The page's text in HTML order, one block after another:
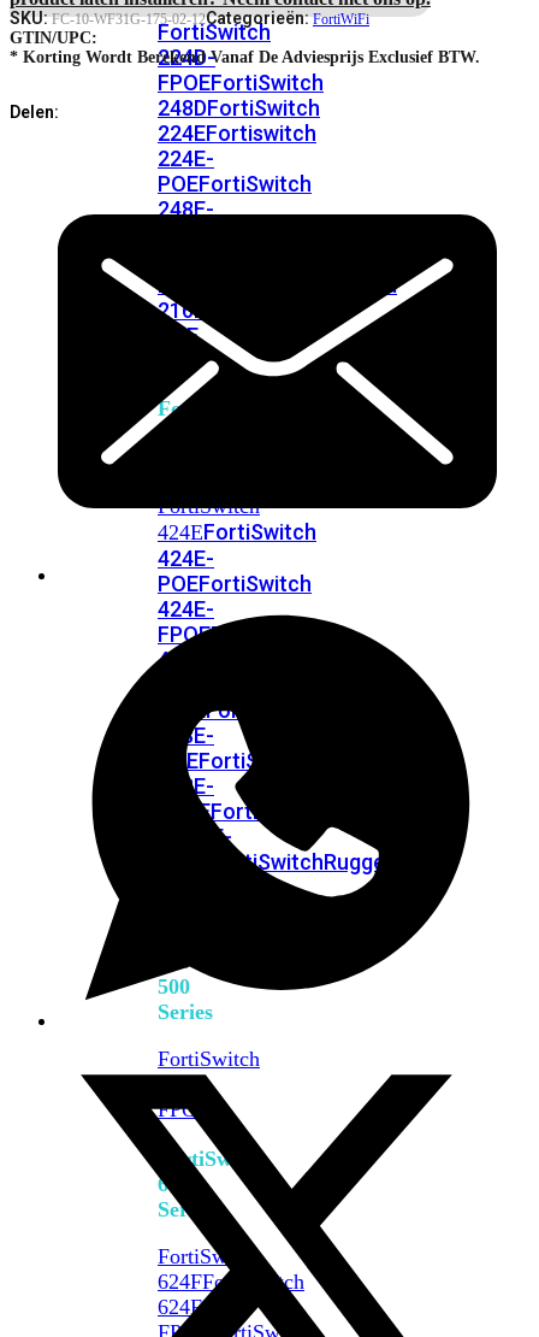
FortiSwitch
224D-
FPOEFortiSwitch
248DFortiSwitch
224EFortiswitch
224E-
POEFortiSwitch
248E-
FPOE
FortiSwitchRugged
216F-
POE
FortiSwitch
FortiSwitch
424EFortiSwitch
424E-
POEFortiSwitch
424E-
FPOEFortiSwitch
424E-
448EFortiSwitch
448E-
POEFortiSwitch
448E-
FPOEFortiSwitch
M426E-
FortiSwitchRugged
FortiSwitch
500
Series
FortiSwitch
548D-
FPOE
FortiSwitch
600
Series
FortiSwitch
624FFortiSwitch
624F-
FPOE
FortiSwitch
SKU:FC-10-WF31G-175-02-12Categorieën:FortiWiFi
GTIN/UPC:
* Korting Wordt Berekend Vanaf De Adviesprijs Exclusief BTW.
Delen: